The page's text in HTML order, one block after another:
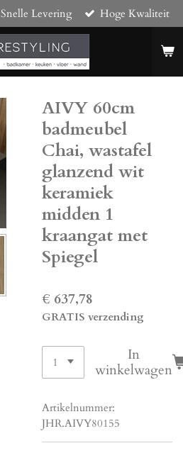
Snelle Levering Hoge Kwaliteit
AIVY 60cm
badmeubel
Chai, wastafel
glanzend wit
keramiek
midden 1
kraangat met
Spiegel
€ 637,78
GRATIS verzending
In
winkelwagen
Artikelnummer:
JHR.AIVY80155